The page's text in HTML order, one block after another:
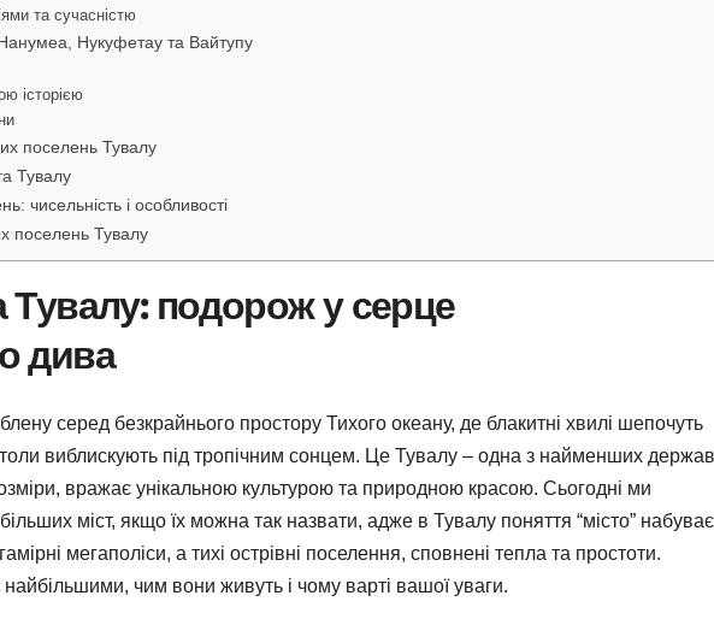
та сучасністю
Нукуфетау та Вайтупу
історією
поселень Тувалу
Тувалу
чисельність і особливості
поселень Тувалу
Тувалу: подорож у серце
дива
серед безкрайнього простору Тихого океану, де блакитні хвилі шепочуть
атоли виблискують під тропічним сонцем. Це Тувалу – одна з найменших держав
вражає унікальною культурою та природною красою. Сьогодні ми
міст, якщо їх можна так назвати, адже в Тувалу поняття “місто” набуває
мегаполіси, а тихі острівні поселення, сповнені тепла та простоти.
найбільшими, чим вони живуть і чому варті вашої уваги.